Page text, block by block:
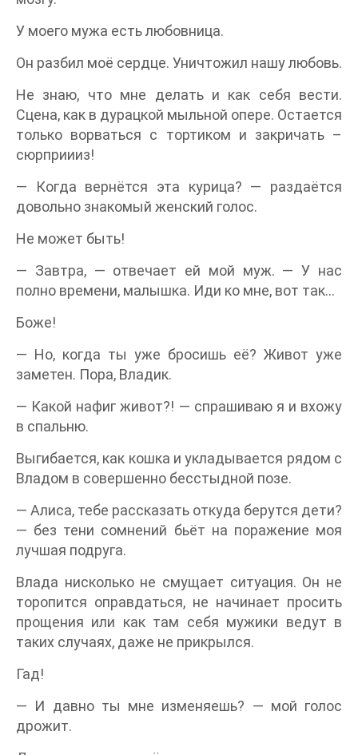
У моего мужа есть любовница.
Он разбил моё сердце. Уничтожил нашу любовь.
Не знаю, что мне делать и как себя вести.
Сцена, как в дурацкой мыльной опере. Остается
только ворваться с тортиком и закричать –
сюрприииз!
— Когда вернётся эта курица? — раздаётся
довольно знакомый женский голос.
Не может быть!
— Завтра, — отвечает ей мой муж. — У нас
полно времени, малышка. Иди ко мне, вот так…
Боже!
— Но, когда ты уже бросишь её? Живот уже
заметен. Пора, Владик.
— Какой нафиг живот?! — спрашиваю я и вхожу
в спальню.
Выгибается, как кошка и укладывается рядом с
Владом в совершенно бесстыдной позе.
— Алиса, тебе рассказать откуда берутся дети?
— без тени сомнений бьёт на поражение моя
лучшая подруга.
Влада нисколько не смущает ситуация. Он не
торопится оправдаться, не начинает просить
прощения или как там себя мужики ведут в
таких случаях, даже не прикрылся.
Гад!
— И давно ты мне изменяешь? — мой голос
дрожит.